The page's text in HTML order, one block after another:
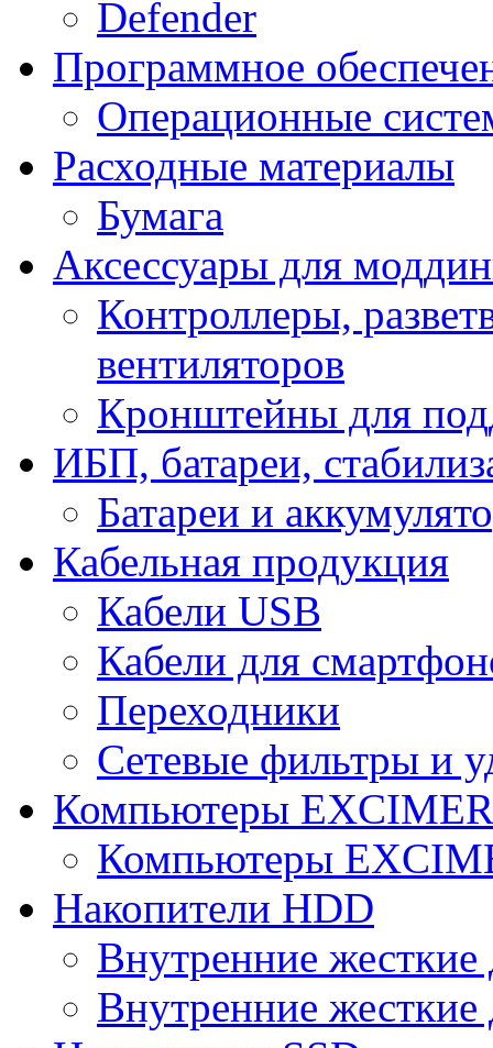
Defender
Программное
Операционные
Расходные материалы
Бумага
Аксессуары для
Контроллеры,
вентиляторов
Кронштейны для
ИБП, батареи,
Батареи и
Кабельная продукция
Кабели USB
Кабели для
Переходники
Сетевые фильтры и
Компьютеры
Компьютеры
Накопители HDD
Внутренние
Внутренние